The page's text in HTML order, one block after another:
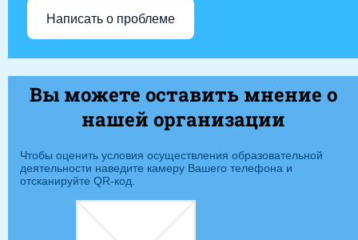
Написать о проблеме
Вы можете оставить мнение о
нашей организации
Чтобы оценить условия осуществления образовательной
деятельности наведите камеру Вашего телефона и
отсканируйте QR-код.